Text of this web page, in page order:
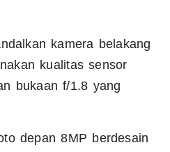
kamera belakang
kualitas sensor
bukaan f/1.8 yang
depan 8MP berdesain